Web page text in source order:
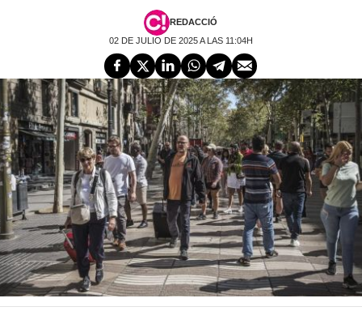
REDACCIÓ
02 DE JULIO DE 2025 A LAS 11:04H